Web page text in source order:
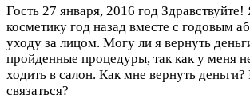
Гость 27 января, 2016 год Здравствуйте!
косметику год назад вместе с годовым
уходу за лицом. Могу ли я вернуть
пройденные процедуры, так как у меня
ходить в салон. Как мне вернуть
связаться?